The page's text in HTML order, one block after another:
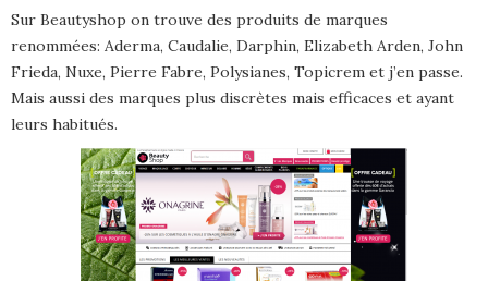
Sur Beautyshop on trouve des produits de marques
renommées: Aderma, Caudalie, Darphin, Elizabeth Arden, John
Frieda, Nuxe, Pierre Fabre, Polysianes, Topicrem et j’en passe.
Mais aussi des marques plus discrètes mais efficaces et ayant
leurs habitués.